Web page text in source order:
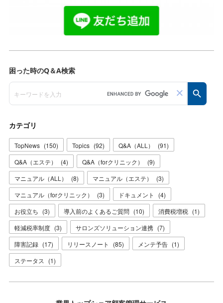
カテゴリ
TopNews (150) Topics (92) Q&A（ALL） (91)
Q&A（エステ）
(4) Q&A（forクリニック） (9)
マニュアル（ALL）
(8) マニュアル（エステ） (3)
マニュアル（forクリニック）
(3) ドキュメント (4)
お役立ち (3) 導入前のよくあるご質問 (10) 消費税増税 (1)
軽減税率制度 (3) サロンズソリューション連携 (7)
障害記録 (17) リリースノート (85) メンテ予告 (1)
ステータス (1)